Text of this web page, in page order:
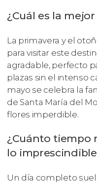
¿Cuál es la
La primavera y el
para visitar este
agradable, perfecto
plazas sin el intenso
mayo se celebra la
de Santa María del
flores imperdible.
¿Cuánto tiempo
lo
Un día completo